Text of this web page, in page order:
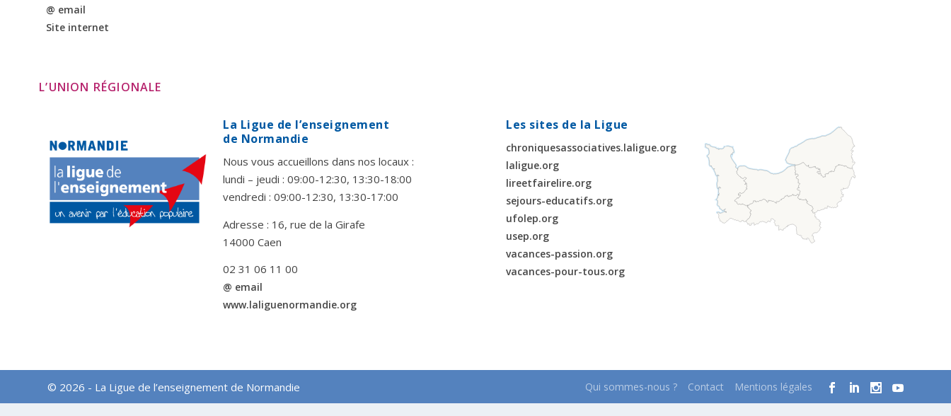
@ email
Site internet
L’UNION RÉGIONALE
La Ligue de l’enseignement
de Normandie
Nous vous accueillons dans nos locaux :
lundi – jeudi : 09:00-12:30, 13:30-18:00
vendredi : 09:00-12:30, 13:30-17:00
Adresse : 16, rue de la Girafe
14000 Caen
02 31 06 11 00
@ email
www.laliguenormandie.org
Les sites de la Ligue
chroniquesassociatives.laligue.org
laligue.org
lireetfairelire.org
sejours-educatifs.org
ufolep.org
usep.org
vacances-passion.org
vacances-pour-tous.org
© 2026 - La Ligue de l’enseignement de Normandie Qui sommes-nous ? Contact Mentions légales